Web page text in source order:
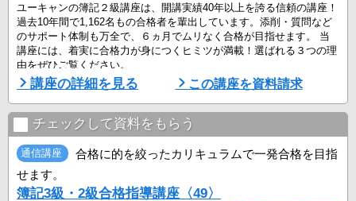
ユーキャンの簿記２級講座は、開講実績40年以上を誇る信頼の講座！
過去10年間で1,162名もの合格者を輩出しています。添削・質問など
のサポート体制も万全で、６ヵ月でムリなく合格が目指せます。 当
講座には、着実に合格力が身につくヒミツが満載！選ばれる３つの理
由をぜひご覧ください。
【Point1】合格のポイントを押さえています！
簿記２級は試験範囲が広く、ただ漠然と学習を進めていくのは得策で
はありません。ユーキャンでは出題傾向を分析し、試験によく出るポ
イントに絞った教材をご用意！つまづきやすい工 ...
講座の詳細を見る この講座を資料請求
チェックして資料をもらう
通信講座
合格に的を絞ったカリキュラムで一発合格を目指
せます。
簿記3級・2級合格指導講座〈49〉